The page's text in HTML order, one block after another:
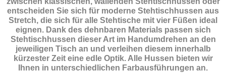
entscheiden Sie sich für moderne Stehtischhussen aus
Stretch, die sich für alle Stehtische mit vier Füßen ideal
eignen. Dank des dehnbaren Materials passen sich
Stehtischhussen dieser Art im Handumdrehen an den
jeweiligen Tisch an und verleihen diesem innerhalb
kürzester Zeit eine edle Optik. Alle Hussen bieten wir
Ihnen in unterschiedlichen Farbausführungen an.